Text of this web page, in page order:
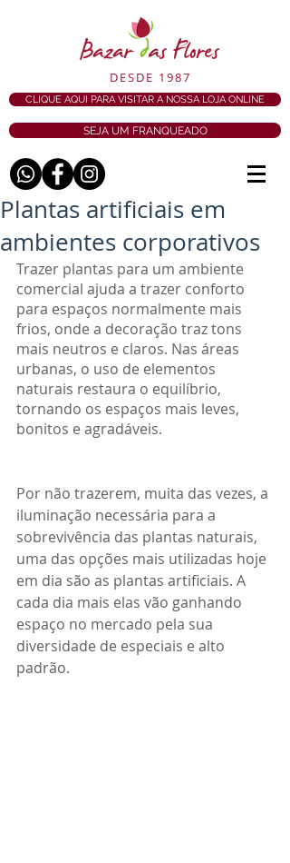
DESDE 1987
CLIQUE AQUI PARA VISITAR A NOSSA LOJA ONLINE
SEJA UM FRANQUEADO
Plantas artificiais em
ambientes corporativos
Trazer plantas para um ambiente
comercial ajuda a trazer conforto
para espaços normalmente mais
frios, onde a decoração traz tons
mais neutros e claros. Nas áreas
urbanas, o uso de elementos
naturais restaura o equilíbrio,
tornando os espaços mais leves,
bonitos e agradáveis.
Por não trazerem, muita das vezes, a
iluminação necessária para a
sobrevivência das plantas naturais,
uma das opções mais utilizadas hoje
em dia são as plantas artificiais. A
cada dia mais elas vão ganhando
espaço no mercado pela sua
diversidade de especiais e alto
padrão.